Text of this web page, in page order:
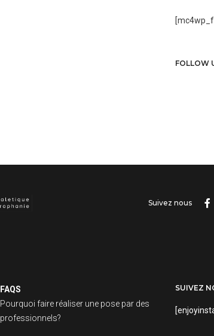
FOLLOW
Suivez nous
FAQS
Pourquoi faire réaliser une pose par des
professionnels?
SUIVEZ